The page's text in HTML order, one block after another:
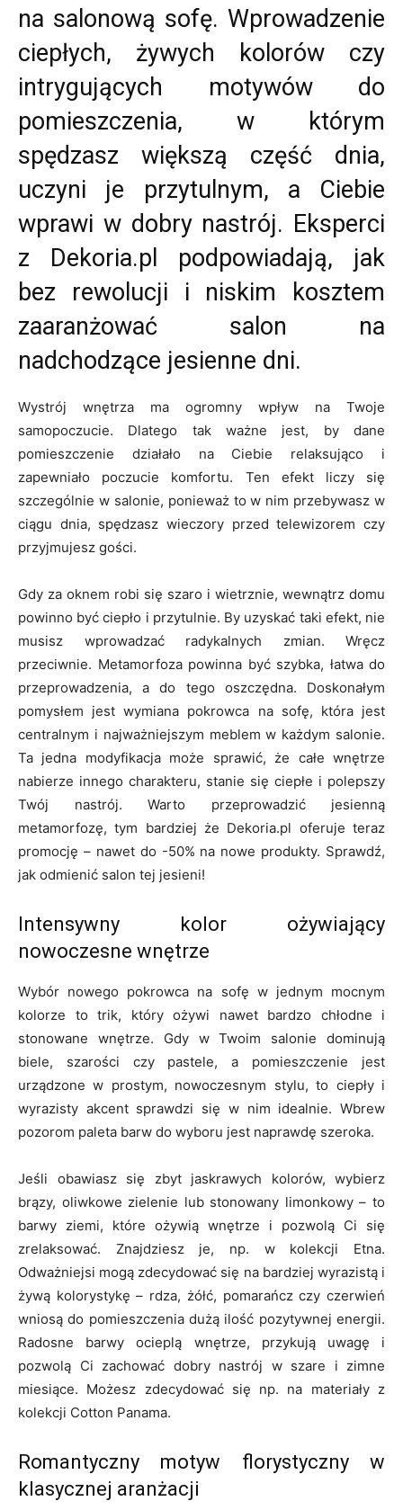
na salonową sofę. Wprowadzenie
ciepłych, żywych kolorów czy
intrygujących motywów do
pomieszczenia, w którym
spędzasz większą część dnia,
uczyni je przytulnym, a Ciebie
wprawi w dobry nastrój. Eksperci
z Dekoria.pl podpowiadają, jak
bez rewolucji i niskim kosztem
zaaranżować salon na
nadchodzące jesienne dni.
Wystrój wnętrza ma ogromny wpływ na Twoje
samopoczucie. Dlatego tak ważne jest, by dane
pomieszczenie działało na Ciebie relaksująco i
zapewniało poczucie komfortu. Ten efekt liczy się
szczególnie w salonie, ponieważ to w nim przebywasz w
ciągu dnia, spędzasz wieczory przed telewizorem czy
przyjmujesz gości.
Gdy za oknem robi się szaro i wietrznie, wewnątrz domu
powinno być ciepło i przytulnie. By uzyskać taki efekt, nie
musisz wprowadzać radykalnych zmian. Wręcz
przeciwnie. Metamorfoza powinna być szybka, łatwa do
przeprowadzenia, a do tego oszczędna. Doskonałym
pomysłem jest wymiana pokrowca na sofę, która jest
centralnym i najważniejszym meblem w każdym salonie.
Ta jedna modyfikacja może sprawić, że całe wnętrze
nabierze innego charakteru, stanie się ciepłe i polepszy
Twój nastrój. Warto przeprowadzić jesienną
metamorfozę, tym bardziej że Dekoria.pl oferuje teraz
promocję – nawet do -50% na nowe produkty. Sprawdź,
jak odmienić salon tej jesieni!
Intensywny kolor ożywiający
nowoczesne wnętrze
Wybór nowego pokrowca na sofę w jednym mocnym
kolorze to trik, który ożywi nawet bardzo chłodne i
stonowane wnętrze. Gdy w Twoim salonie dominują
biele, szarości czy pastele, a pomieszczenie jest
urządzone w prostym, nowoczesnym stylu, to ciepły i
wyrazisty akcent sprawdzi się w nim idealnie. Wbrew
pozorom paleta barw do wyboru jest naprawdę szeroka.
Jeśli obawiasz się zbyt jaskrawych kolorów, wybierz
brązy, oliwkowe zielenie lub stonowany limonkowy – to
barwy ziemi, które ożywią wnętrze i pozwolą Ci się
zrelaksować. Znajdziesz je, np. w kolekcji Etna.
Odważniejsi mogą zdecydować się na bardziej wyrazistą i
żywą kolorystykę – rdza, żółć, pomarańcz czy czerwień
wniosą do pomieszczenia dużą ilość pozytywnej energii.
Radosne barwy ocieplą wnętrze, przykują uwagę i
pozwolą Ci zachować dobry nastrój w szare i zimne
miesiące. Możesz zdecydować się np. na materiały z
kolekcji Cotton Panama.
Romantyczny motyw florystyczny w
klasycznej aranżacji